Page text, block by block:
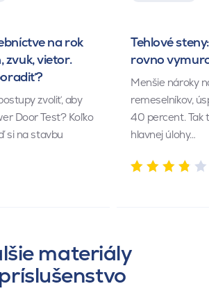
na rok
zvuk, vietor.
zvoliť, aby
Door Test? Koľko
si na stavbu
Tehlové
rovno
Menšie nároky
remeselníkov,
40 percent. Tak
hlavnej úlohy…
materiály